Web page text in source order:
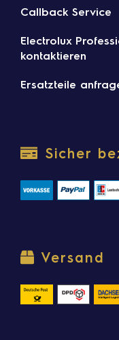
Callback Service
Electrolux
kontaktieren
Ersatzteile
Sicher
Versand